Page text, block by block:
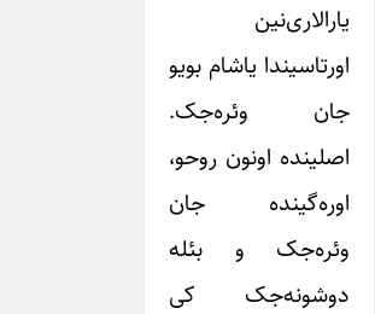
یارالاری‌نین
اورتاسیندا یاشام بویو
جان وئره‌جک.
اصلینده اونون روحو،
اوره‌گینده جان
وئره‌جک و بئله
دوشونه‌جک کی